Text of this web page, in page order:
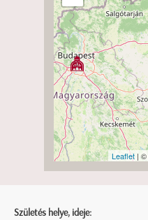
Leaflet | ©
Születés helye, ideje: